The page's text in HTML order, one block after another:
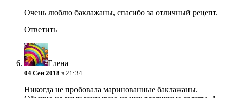
Очень люблю баклажаны, спасибо за отличный рецепт.
Ответить
Елена
04 Сен 2018 в 21:34
Никогда не пробовала маринованные баклажаны.